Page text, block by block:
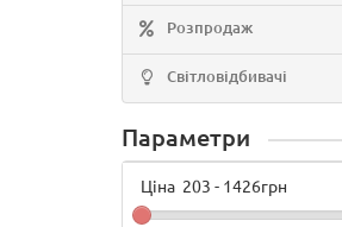
Розпродаж
Світловідбивачі
Параметри
Ціна 203 - 1426грн